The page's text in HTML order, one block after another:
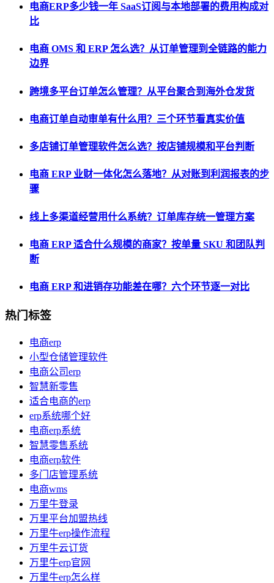
电商ERP多少钱一年 SaaS订阅与本地部署的费用构成对
比
电商 OMS 和 ERP 怎么选？从订单管理到全链路的能力
边界
跨境多平台订单怎么管理？从平台聚合到海外仓发货
电商订单自动审单有什么用？三个环节看真实价值
多店铺订单管理软件怎么选？按店铺规模和平台判断
电商 ERP 业财一体化怎么落地？从对账到利润报表的步
骤
线上多渠道经营用什么系统？订单库存统一管理方案
电商 ERP 适合什么规模的商家？按单量 SKU 和团队判
断
电商 ERP 和进销存功能差在哪？六个环节逐一对比
热门标签
电商erp
小型仓储管理软件
电商公司erp
智慧新零售
适合电商的erp
erp系统哪个好
电商erp系统
智慧零售系统
电商erp软件
多门店管理系统
电商wms
万里牛登录
万里平台加盟热线
万里牛erp操作流程
万里牛云订货
万里牛erp官网
万里牛erp怎么样